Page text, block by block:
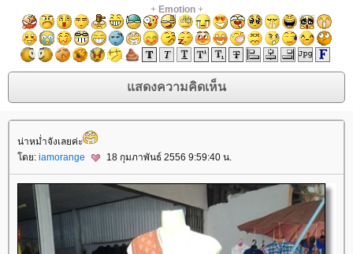
+ Emotion+
น่าหม่ำจังเลยค่ะ
ดย: iamorange 18 กุมภาพันธ์ 2556 9:59:40 น.